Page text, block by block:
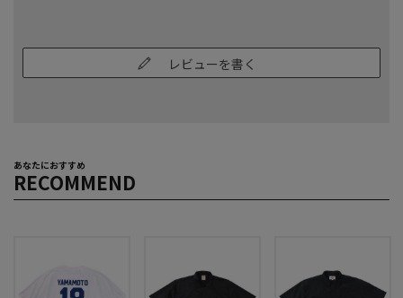
レビューを書く
あなたにおすすめ
RECOMMEND